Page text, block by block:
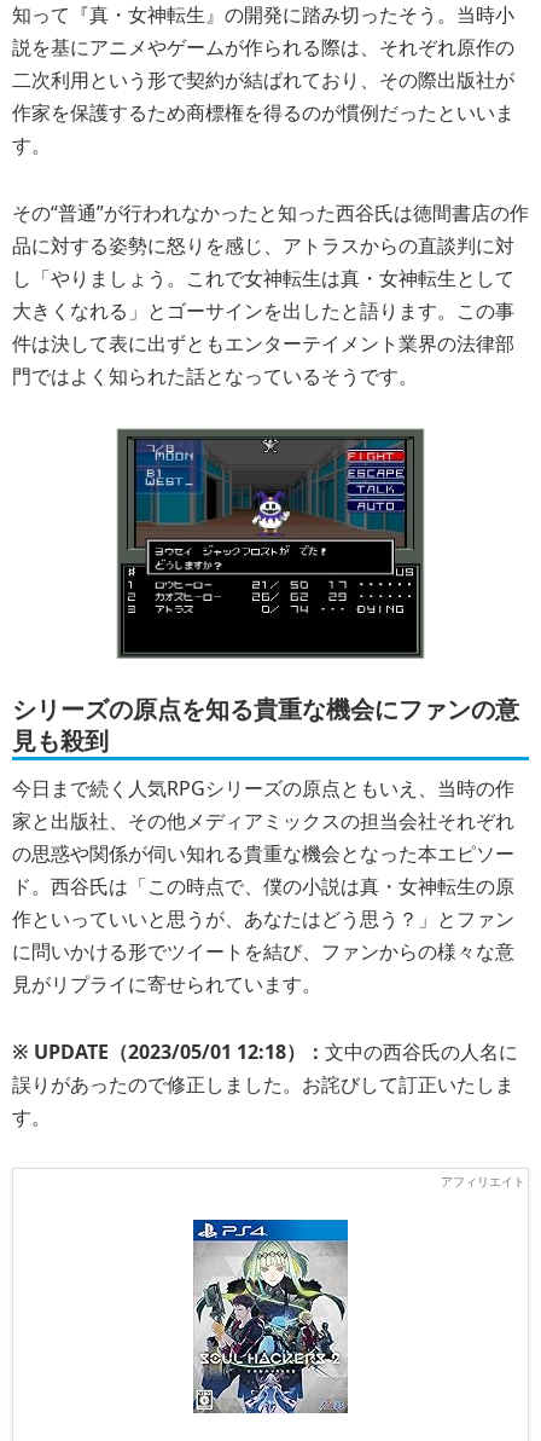
知って『真・女神転生』の開発に踏み切ったそう。当時小
説を基にアニメやゲームが作られる際は、それぞれ原作の
二次利用という形で契約が結ばれており、その際出版社が
作家を保護するため商標権を得るのが慣例だったといいま
す。
その“普通”が行われなかったと知った西谷氏は徳間書店の作
品に対する姿勢に怒りを感じ、アトラスからの直談判に対
し「やりましょう。これで女神転生は真・女神転生として
大きくなれる」とゴーサインを出したと語ります。この事
件は決して表に出ずともエンターテイメント業界の法律部
門ではよく知られた話となっているそうです。
シリーズの原点を知る貴重な機会にファンの意
見も殺到
今日まで続く人気RPGシリーズの原点ともいえ、当時の作
家と出版社、その他メディアミックスの担当会社それぞれ
の思惑や関係が伺い知れる貴重な機会となった本エピソー
ド。西谷氏は「この時点で、僕の小説は真・女神転生の原
作といっていいと思うが、あなたはどう思う？」とファン
に問いかける形でツイートを結び、ファンからの様々な意
見がリプライに寄せられています。
※ UPDATE（2023/05/01 12:18）： 文中の西谷氏の人名に
誤りがあったので修正しました。お詫びして訂正いたしま
す。